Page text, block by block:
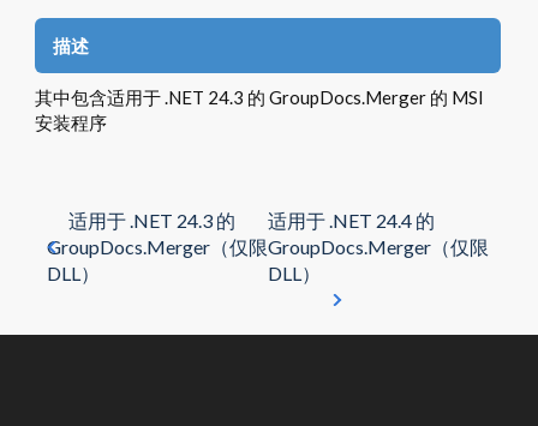
描述
其中包含适用于 .NET 24.3 的 GroupDocs.Merger 的 MSI
安装程序
适用于 .NET 24.3 的
GroupDocs.Merger（仅限
DLL）
适用于 .NET 24.4 的
GroupDocs.Merger（仅限
DLL）